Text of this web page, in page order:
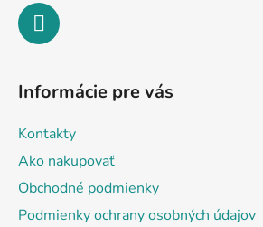
Informácie pre vás
Kontakty
Ako nakupovať
Obchodné podmienky
Podmienky ochrany osobných údajov